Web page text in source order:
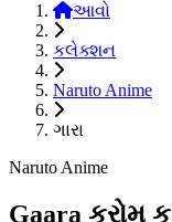
આવો
કલેક્શન
Naruto Anime
ગારા
Naruto Anime
Gaara ક્રોમ